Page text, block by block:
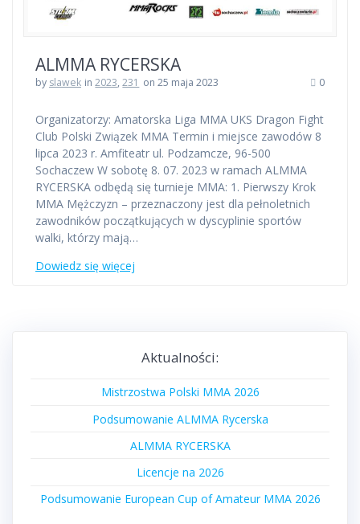
ALMMA RYCERSKA
by slawek in2023,231 on 25 maja 2023 0
Organizatorzy: Amatorska Liga MMA UKS Dragon Fight
Club Polski Związek MMA Termin i miejsce zawodów 8
lipca 2023 r. Amfiteatr ul. Podzamcze, 96-500
Sochaczew W sobotę 8. 07. 2023 w ramach ALMMA
RYCERSKA odbędą się turnieje MMA: 1. Pierwszy Krok
MMA Mężczyzn – przeznaczony jest dla pełnoletnich
zawodników początkujących w dyscyplinie sportów
walki, którzy mają…
Dowiedz się więcej
Aktualności:
Mistrzostwa Polski MMA 2026
Podsumowanie ALMMA Rycerska
ALMMA RYCERSKA
Licencje na 2026
Podsumowanie European Cup of Amateur MMA 2026